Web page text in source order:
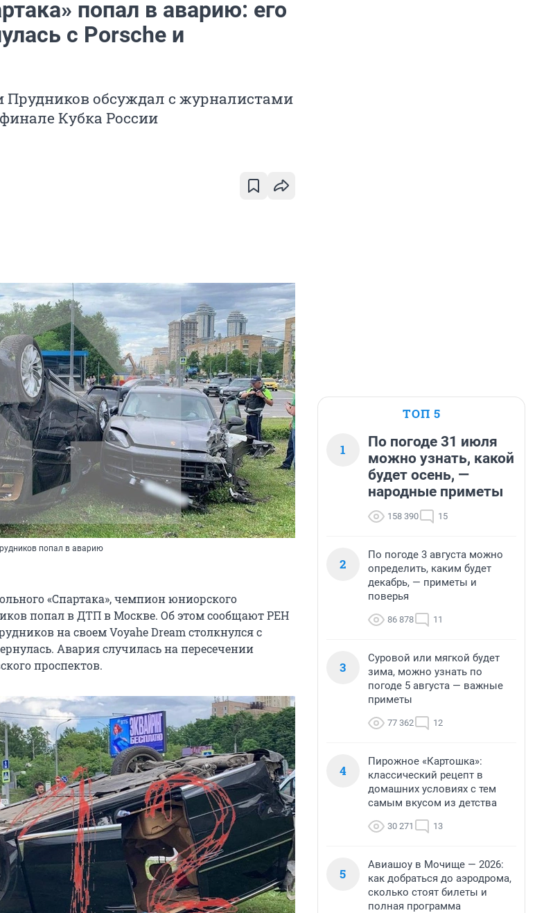
попал в аварию: его
с Porsche и
Прудников обсуждал с журналистами
Кубка России
попал в аварию
«Спартака», чемпион юниорского
попал в ДТП в Москве. Об этом сообщают РЕН
на своем Voyahe Dream столкнулся с
Авария случилась на пересечении
проспектов.
ТОП 5
1
По погоде 31 июля
можно узнать, какой
будет осень, —
народные приметы
158 390 15
2
По погоде 3 августа можно
определить, каким будет
декабрь, — приметы и
поверья
86 878 11
3
Суровой или мягкой будет
зима, можно узнать по
погоде 5 августа — важные
приметы
77 362 12
4
Пирожное «Картошка»:
классический рецепт в
домашних условиях с тем
самым вкусом из детства
30 271 13
5
Авиашоу в Мочище — 2026:
как добраться до аэродрома,
сколько стоят билеты и
полная программа